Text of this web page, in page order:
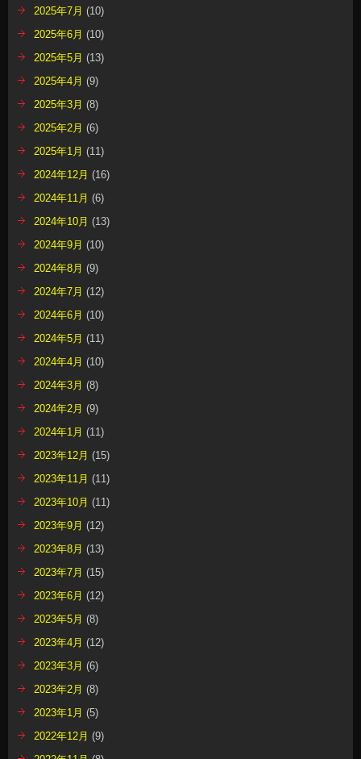
2025年7月 (10)
2025年6月 (10)
2025年5月 (13)
2025年4月 (9)
2025年3月 (8)
2025年2月 (6)
2025年1月 (11)
2024年12月 (16)
2024年11月 (6)
2024年10月 (13)
2024年9月 (10)
2024年8月 (9)
2024年7月 (12)
2024年6月 (10)
2024年5月 (11)
2024年4月 (10)
2024年3月 (8)
2024年2月 (9)
2024年1月 (11)
2023年12月 (15)
2023年11月 (11)
2023年10月 (11)
2023年9月 (12)
2023年8月 (13)
2023年7月 (15)
2023年6月 (12)
2023年5月 (8)
2023年4月 (12)
2023年3月 (6)
2023年2月 (8)
2023年1月 (5)
2022年12月 (9)